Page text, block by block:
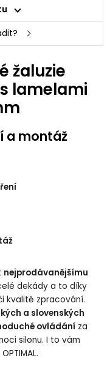
žaluzie
lamelami
a montáž
nejprodávanějšímu
dekády a to díky
kvalitě zpracování.
a slovenských
ovládání za
silonu. I to vám